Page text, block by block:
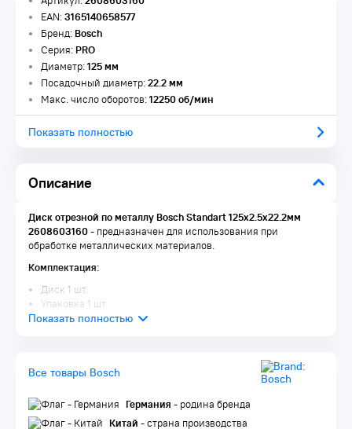
Описание
EAN:3165140658577
Бренд:Bosch
Серия:PRO
Диаметр:125 мм
Посадочный диаметр:22.2 мм
Макс. число оборотов:12250 об/мин
Показать полностью
Диск отрезной по металлу Bosch Standart 125x2.5х22.2мм
2608603160- предназначен для использования при
обработке металлических материалов.
Комплектация:
Диск 1 шт.
Упаковка 1 шт.
Все товары Bosch
Германия - родина бренда
Китай - страна производства